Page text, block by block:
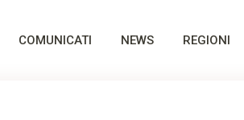
COMUNICATI NEWS REGIONI